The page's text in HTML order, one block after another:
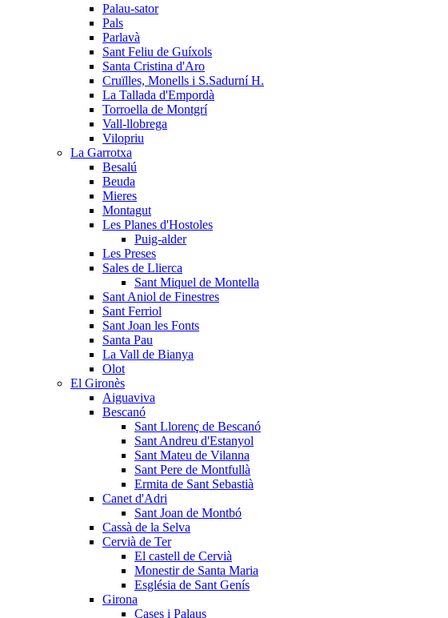
Palau-sator
Pals
Parlavà
Sant Feliu de Guíxols
Santa Cristina d'Aro
Cruïlles, Monells i S.Sadurní H.
La Tallada d'Empordà
Torroella de Montgrí
Vall-llobrega
Vilopriu
La Garrotxa
Besalú
Beuda
Mieres
Montagut
Les Planes d'Hostoles
Puig-alder
Les Preses
Sales de Llierca
Sant Miquel de Montella
Sant Aniol de Finestres
Sant Ferriol
Sant Joan les Fonts
Santa Pau
La Vall de Bianya
Olot
El Gironès
Aiguaviva
Bescanó
Sant Llorenç de Bescanó
Sant Andreu d'Estanyol
Sant Mateu de Vilanna
Sant Pere de Montfullà
Ermita de Sant Sebastià
Canet d'Adri
Sant Joan de Montbó
Cassà de la Selva
Cervià de Ter
El castell de Cervià
Monestir de Santa Maria
Església de Sant Genís
Girona
Cases i Palaus